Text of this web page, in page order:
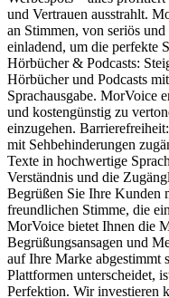
und Vertrauen ausstrahlt.
an Stimmen, von seriös
einladend, um die perfekte
Hörbücher & Podcasts:
Hörbücher und Podcasts
Sprachausgabe. MorVoice
und kostengünstig zu
einzugehen.
mit Sehbehinderungen
Texte in hochwertige
Verständnis und die
Begrüßen Sie Ihre Kunden
freundlichen Stimme, die
MorVoice bietet Ihnen die
Begrüßungsansagen und
auf Ihre Marke abgestimmt
Plattformen unterscheidet,
Perfektion. Wir investieren